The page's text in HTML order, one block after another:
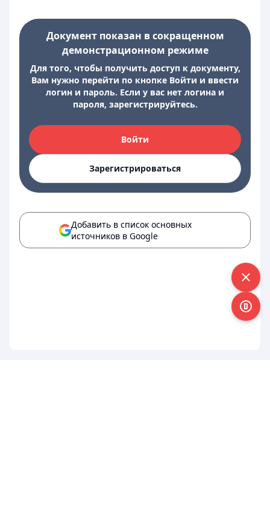
Документ показан в сокращенном
демонстрационном режиме
Для того, чтобы получить доступ к документу,
Вам нужно перейти по кнопке Войти и ввести
логин и пароль. Если у вас нет логина и
пароля, зарегистрируйтесь.
Войти
Зарегистрироваться
Добавить в список основных
источников в Google